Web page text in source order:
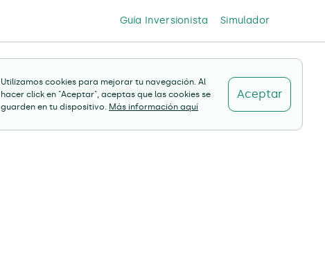
Guía Inversionista Simulador
Utilizamos cookies para mejorar tu navegación. Al
hacer click en "Aceptar", aceptas que las cookies se
guarden en tu dispositivo. Más información aquí
Aceptar